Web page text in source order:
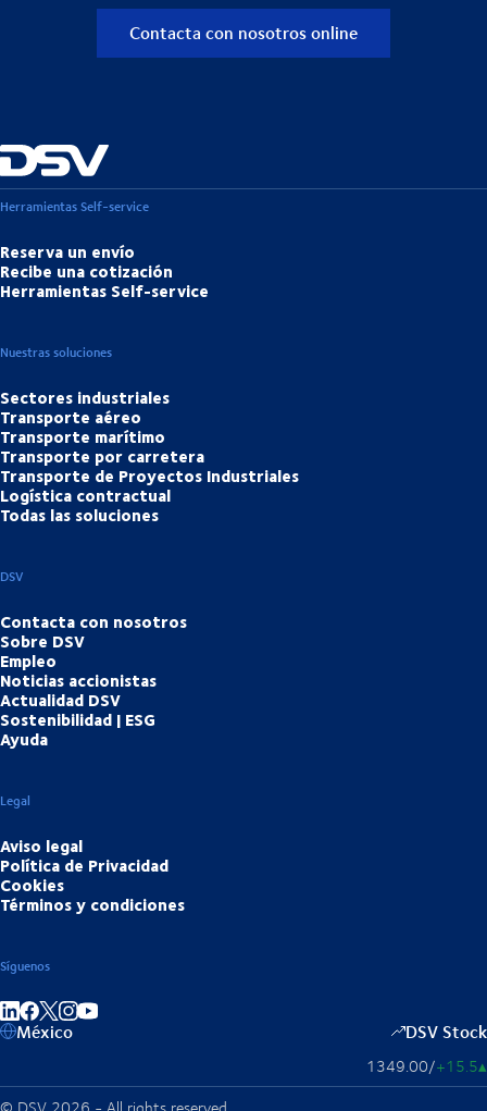
Contacta con nosotros online
Herramientas Self-service
Reserva un envío
Recibe una cotización
Herramientas Self-service
Nuestras soluciones
Sectores industriales
Transporte aéreo
Transporte marítimo
Transporte por carretera
Transporte de Proyectos Industriales
Logística contractual
Todas las soluciones
DSV
Contacta con nosotros
Sobre DSV
Empleo
Noticias accionistas
Actualidad DSV
Sostenibilidad | ESG
Ayuda
Legal
Aviso legal
Política de Privacidad
Cookies
Términos y condiciones
Síguenos
Compartir en enlace
Compartir en Facebook
Compartir en Instagram
México DSV Stock
1349.00/+15.5▴